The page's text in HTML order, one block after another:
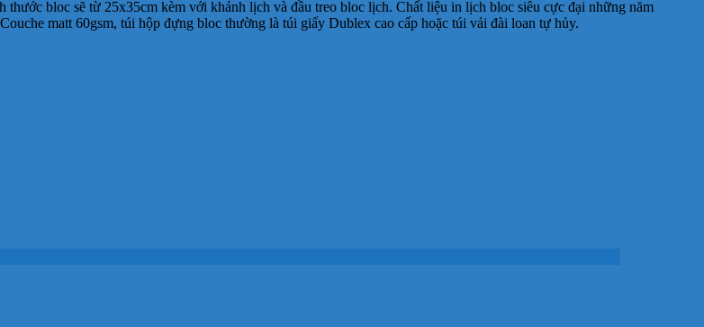
bloc sẽ từ 25x35cm kèm với khánh lịch và đầu treo bloc lịch. Chất liệu in lịch bloc siêu cực đại những năm
matt 60gsm, túi hộp đựng bloc thường là túi giấy Dublex cao cấp hoặc túi vải đài loan tự hủy.